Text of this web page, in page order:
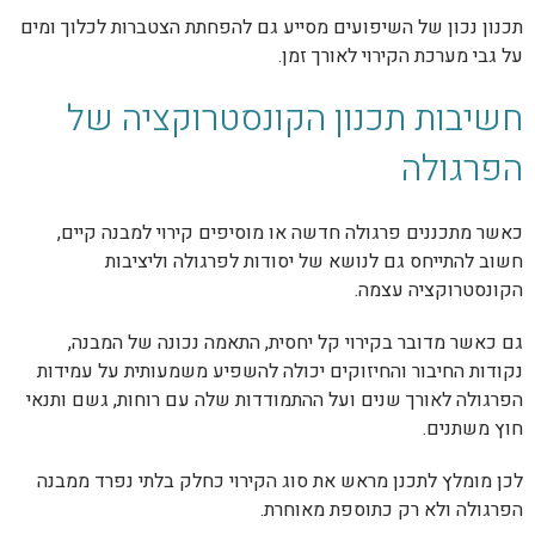
תכנון נכון של השיפועים מסייע גם להפחתת הצטברות לכלוך ומים
על גבי מערכת הקירוי לאורך זמן.
חשיבות תכנון הקונסטרוקציה של
הפרגולה
כאשר מתכננים פרגולה חדשה או מוסיפים קירוי למבנה קיים,
חשוב להתייחס גם לנושא של יסודות לפרגולה וליציבות
הקונסטרוקציה עצמה.
גם כאשר מדובר בקירוי קל יחסית, התאמה נכונה של המבנה,
נקודות החיבור והחיזוקים יכולה להשפיע משמעותית על עמידות
הפרגולה לאורך שנים ועל ההתמודדות שלה עם רוחות, גשם ותנאי
חוץ משתנים.
לכן מומלץ לתכנן מראש את סוג הקירוי כחלק בלתי נפרד ממבנה
הפרגולה ולא רק כתוספת מאוחרת.